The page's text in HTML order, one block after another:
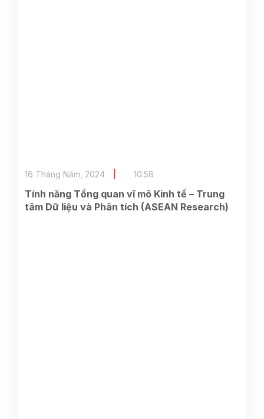
Tính năng Tổng quan vĩ mô Kinh tế – Trung
tâm Dữ liệu và Phân tích (ASEAN Research)
16 Tháng Năm, 2024 10:58